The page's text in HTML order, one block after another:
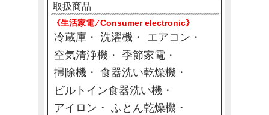
取扱商品
《生活家電 ⁄ Consumer electronic》
冷蔵庫 洗濯機
エアコン
空気清浄機
季節家電
掃除機
食器洗い乾燥機
ビルトイン食器洗い機
アイロン
ふとん乾燥機